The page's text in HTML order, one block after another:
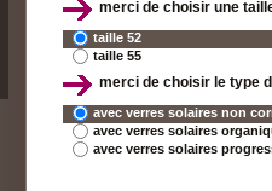
merci de choisir une
taille 52
taille 55
merci de choisir le type
avec verres solaires non
avec verres solaires
avec verres solaires